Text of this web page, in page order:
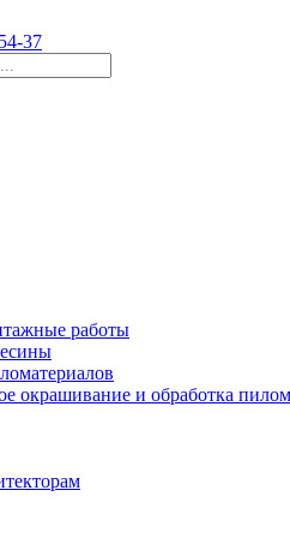
37
работы
окрашивание и обработка